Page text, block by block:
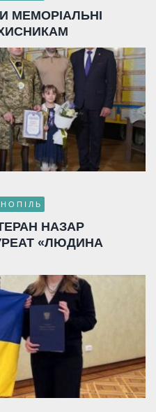
МЕМОРІАЛЬНІ
НАЗАР
«ЛЮДИНА